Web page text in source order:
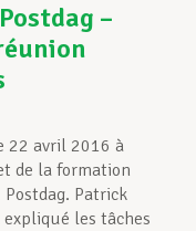
–
22 avril 2016 à
de la formation
Patrick
expliqué les tâches